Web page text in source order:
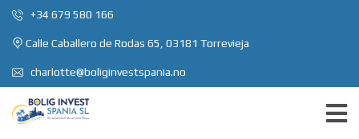
+34 679 580 166
Calle Caballero de Rodas 65, 03181 Torrevieja
charlotte@boliginvestspania.no